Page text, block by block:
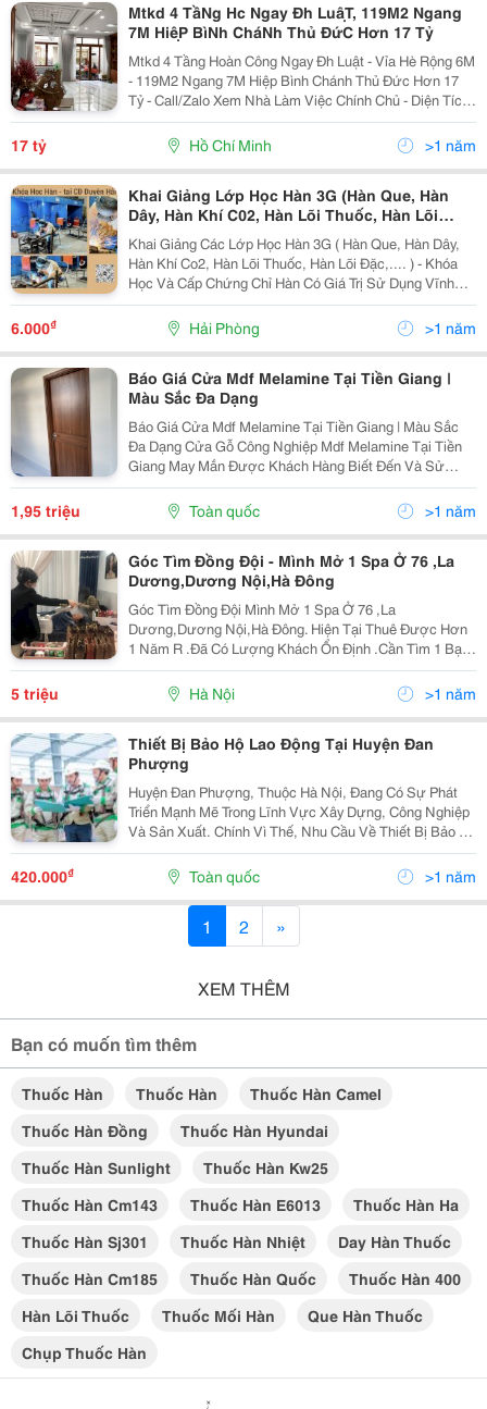
Mtkd 4 TầNg Hc Ngay Đh LuậT, 119M2 Ngang
7M HiệP BìNh CháNh Thủ ĐứC Hơn 17 Tỷ
Mtkd 4 Tầng Hoàn Công Ngay Đh Luật - Vỉa Hè Rộng 6M
- 119M2 Ngang 7M Hiệp Bình Chánh Thủ Đức Hơn 17
Tỷ - Call/Zalo Xem Nhà Làm Việc Chính Chủ - Diện Tích:
119M2 Ngang 7M Dài 17M, Sổ Hồng Riêng Hoàn Công
Đầy Đủ Kqh ,Klg - Kết...
17 tỷ Hồ Chí Minh >1 năm
Khai Giảng Lớp Học Hàn 3G (Hàn Que, Hàn
Dây, Hàn Khí C02, Hàn Lõi Thuốc, Hàn Lõi
Đặc,...)
Khai Giảng Các Lớp Học Hàn 3G ( Hàn Que, Hàn Dây,
Hàn Khí Co2, Hàn Lõi Thuốc, Hàn Lõi Đặc,.... ) - Khóa
Học Và Cấp Chứng Chỉ Hàn Có Giá Trị Sử Dụng Vĩnh
Viễn Trên Toàn Quốc - Đào Tạo : Hàn Mag, Hàn Mig,Hàn
6.000₫ Hải Phòng >1 năm
Báo Giá Cửa Mdf Melamine Tại Tiền Giang |
Màu Sắc Đa Dạng
Báo Giá Cửa Mdf Melamine Tại Tiền Giang | Màu Sắc
Đa Dạng Cửa Gỗ Công Nghiệp Mdf Melamine Tại Tiền
Giang May Mắn Được Khách Hàng Biết Đến Và Sử
Dụng Nhiều. Không Chỉ Màu Sắc Đa Dạng, Mẫu Mã
Đẹp, Mà Còn Mang Lại Cảm Giác Quen Thuộc. Hơn Thế
Nữa, Chi...
1,95 triệu Toàn quốc >1 năm
Góc Tìm Đồng Đội - Mình Mở 1 Spa Ở 76 ,La
Dương,Dương Nội,Hà Đông
Góc Tìm Đồng Đội Mình Mở 1 Spa Ở 76 ,La
Dương,Dương Nội,Hà Đông. Hiện Tại Thuê Được Hơn
1 Năm R .Đã Có Lượng Khách Ổn Định .Cần Tìm 1 Bạn
Thuê Chung . Phí Tiền Nhà Hiện Tại 5Tri/1 Tháng . Đồ
Đạc Sẵn Chỉ Việc Làm.vì Là Cơ Sở 3 Nên Mình Rất Ít...
5 triệu Hà Nội >1 năm
Thiết Bị Bảo Hộ Lao Động Tại Huyện Đan
Phượng
Huyện Đan Phượng, Thuộc Hà Nội, Đang Có Sự Phát
Triển Mạnh Mẽ Trong Lĩnh Vực Xây Dựng, Công Nghiệp
Và Sản Xuất. Chính Vì Thế, Nhu Cầu Về Thiết Bị Bảo Hộ
Lao Động Tại Khu Vực Này Ngày Càng Tăng Cao. Các
Công Nhân, Kỹ Sư, Nhân Viên Làm Việc Trong Môi...
420.000₫ Toàn quốc >1 năm
1 2 »
XEM THÊM
Bạn có muốn tìm thêm
Thuốc Hàn Thuốc Hàn
Thuốc Hàn Camel
Thuốc Hàn Đồng
Thuốc Hàn Hyundai
Thuốc Hàn Sunlight
Thuốc Hàn Kw25
Thuốc Hàn Cm143
Thuốc Hàn E6013
Thuốc Hàn Ha
Thuốc Hàn Sj301
Thuốc Hàn Nhiệt
Day Hàn Thuốc
Thuốc Hàn Cm185
Thuốc Hàn Quốc
Thuốc Hàn 400
Hàn Lõi Thuốc
Thuốc Mối Hàn
Que Hàn Thuốc
Chụp Thuốc Hàn